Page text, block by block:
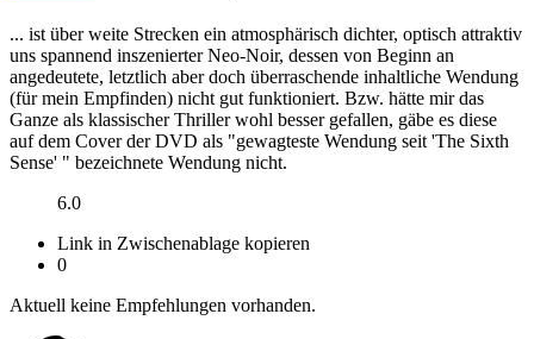
... ist über weite Strecken ein atmosphärisch dichter, optisch attraktiv
uns spannend inszenierter Neo-Noir, dessen von Beginn an
angedeutete, letztlich aber doch überraschende inhaltliche Wendung
(für mein Empfinden) nicht gut funktioniert. Bzw. hätte mir das
Ganze als klassischer Thriller wohl besser gefallen, gäbe es diese
auf dem Cover der DVD als "gewagteste Wendung seit 'The Sixth
Sense' " bezeichnete Wendung nicht.
6.0
Link in Zwischenablage kopieren
0
Aktuell keine Empfehlungen vorhanden.